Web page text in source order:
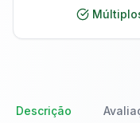
Descrição